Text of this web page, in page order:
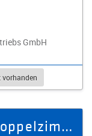
GmbH
vorhanden
Eine Übernachtung im Doppelzimmer für zwei Personen mit Frühstück